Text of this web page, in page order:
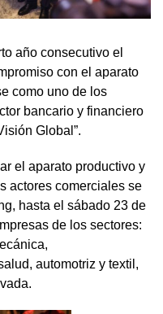
año consecutivo el
con el aparato
como uno de los
bancario y financiero
Global”.
el aparato productivo y
actores comerciales se
hasta el sábado 23 de
de los sectores:
automotriz y textil,